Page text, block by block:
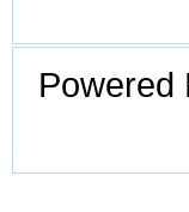
Powered